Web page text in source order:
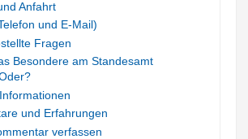
Anfahrt
und E-Mail)
Fragen
Besondere am Standesamt
und Erfahrungen
verfassen